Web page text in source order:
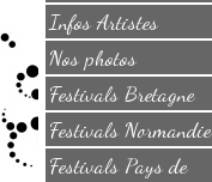
Infos Artistes
Nos photos
Festivals Bretagne
Festivals Normandie
Festivals Pays de